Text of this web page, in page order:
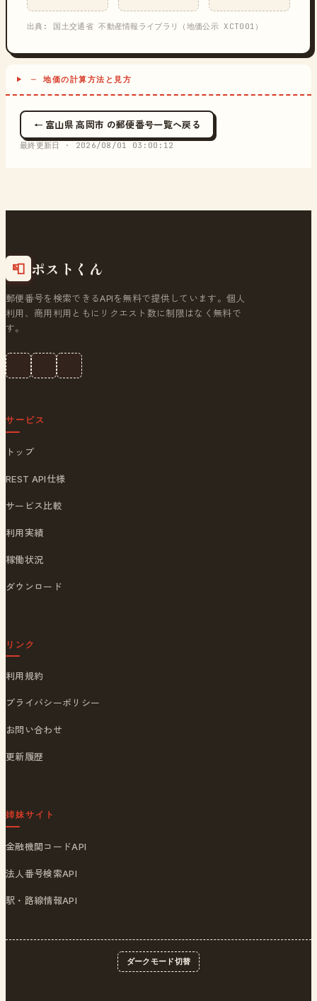
出典: 国土交通省 不動産情報ライブラリ（地価公示 XCT001）
─ 地価の計算方法と見方
← 富山県 高岡市 の郵便番号一覧へ戻る
最終更新日 · 2026/08/01 03:00:12
📮 ポストくん
郵便番号を検索できるAPIを無料で提供しています。個人
利用、商用利用ともにリクエスト数に制限はなく無料で
す。
サービス
トップ
REST API仕様
サービス比較
利用実績
稼働状況
ダウンロード
リンク
利用規約
プライバシーポリシー
お問い合わせ
更新履歴
姉妹サイト
金融機関コードAPI
法人番号検索API
駅・路線情報API
ダークモード切替